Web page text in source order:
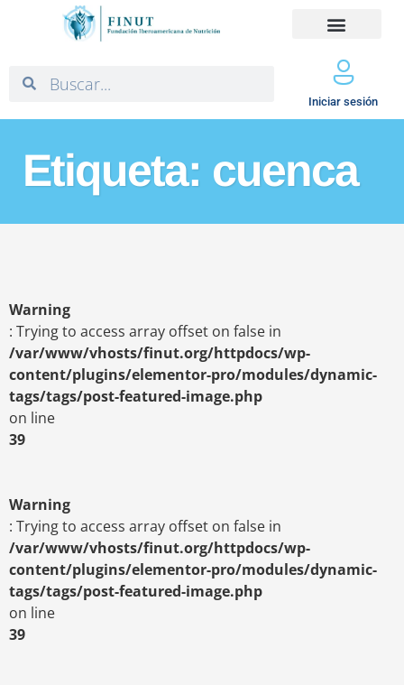
Iniciar sesión
Etiqueta: cuenca
Warning
: Trying to access array offset on false in
/var/www/vhosts/finut.org/httpdocs/wp-
content/plugins/elementor-pro/modules/dynamic-
tags/tags/post-featured-image.php
on line
39
Warning
: Trying to access array offset on false in
/var/www/vhosts/finut.org/httpdocs/wp-
content/plugins/elementor-pro/modules/dynamic-
tags/tags/post-featured-image.php
on line
39